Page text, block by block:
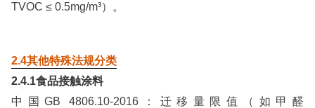
TVOC ≤ 0.5mg/m³）。
2.4其他特殊法规分类
2.4.1食品接触涂料
中国GB 4806.10-2016：迁移量限值（如甲醛